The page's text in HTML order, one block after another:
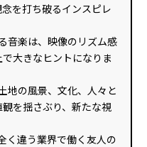
を打ち破るインスピレ
音楽は、映像のリズム感
大きなヒントになりま
地の風景、文化、人々と
を揺さぶり、新たな視
く違う業界で働く友人の